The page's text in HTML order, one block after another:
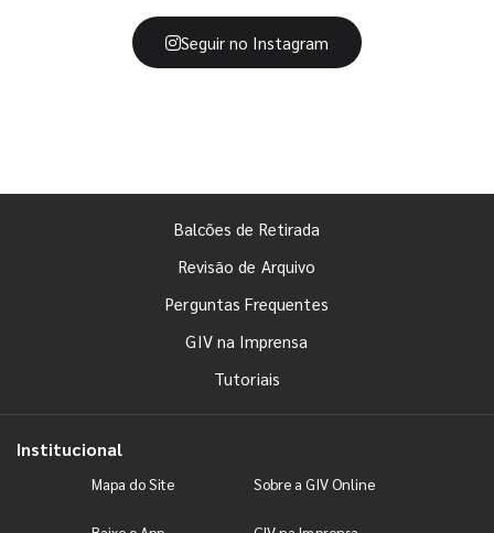
Seguir no Instagram
Balcões de Retirada
Revisão de Arquivo
Perguntas Frequentes
GIV na Imprensa
Tutoriais
Institucional
Mapa do Site Sobre a GIV Online